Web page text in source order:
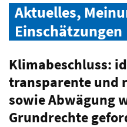
Aktuelles,
Einschätzungen
Klimabeschluss:
transparente und
sowie Abwägung
Grundrechte